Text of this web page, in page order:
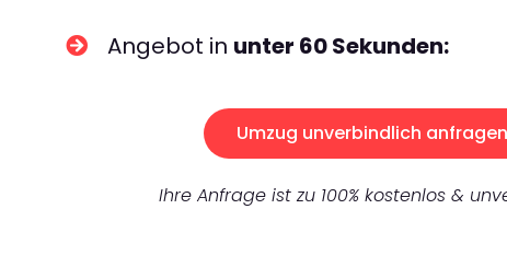
Angebot in unter 60 Sekunden:
Umzug unverbindlich
Ihre Anfrage ist zu 100% kostenlos &